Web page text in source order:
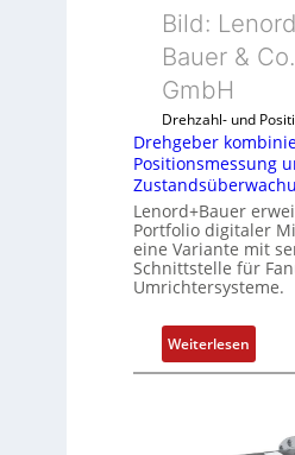
o
m
n
i
e
r
t
P
o
t
Bild:
Bauer & Co.
GmbH
Drehzahl- und
Drehgeber
Positionsmessung
Lenord+Bauer
Portfolio digitaler
eine Variante mit
Schnittstelle für
Umrichtersysteme.
Weiterlesen:
D